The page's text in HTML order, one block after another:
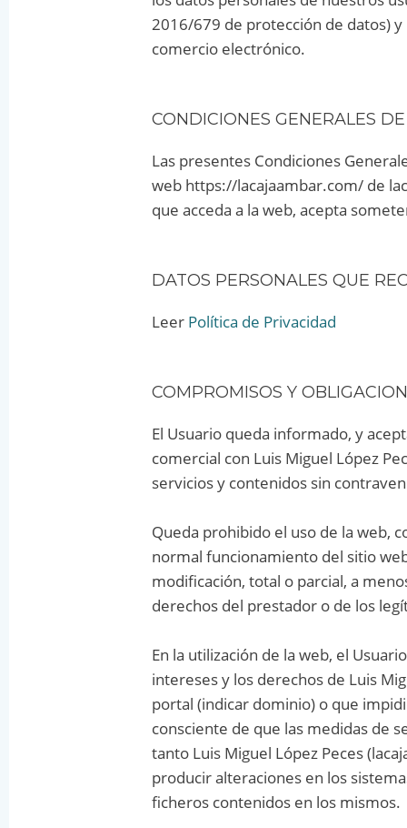
2016/679 de protección de datos) y
comercio electrónico.
CONDICIONES GENERALES
Las presentes Condiciones
web https://lacajaambar.com/ de
que acceda a la web, acepta
DATOS PERSONALES QUE
Leer Política de Privacidad
COMPROMISOS Y
El Usuario queda informado, y
comercial con Luis Miguel López
servicios y contenidos sin
Queda prohibido el uso de la web,
normal funcionamiento del sitio
modificación, total o parcial, a
derechos del prestador o de los
En la utilización de la web, el
intereses y los derechos de Luis
portal (indicar dominio) o que
consciente de que las medidas de
tanto Luis Miguel López Peces
producir alteraciones en los
ficheros contenidos en los mismos.